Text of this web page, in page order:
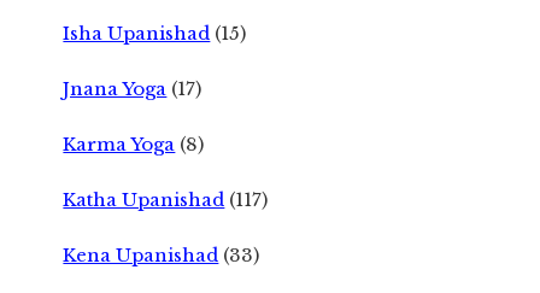
Isha Upanishad (15)
Jnana Yoga (17)
Karma Yoga (8)
Katha Upanishad (117)
Kena Upanishad (33)